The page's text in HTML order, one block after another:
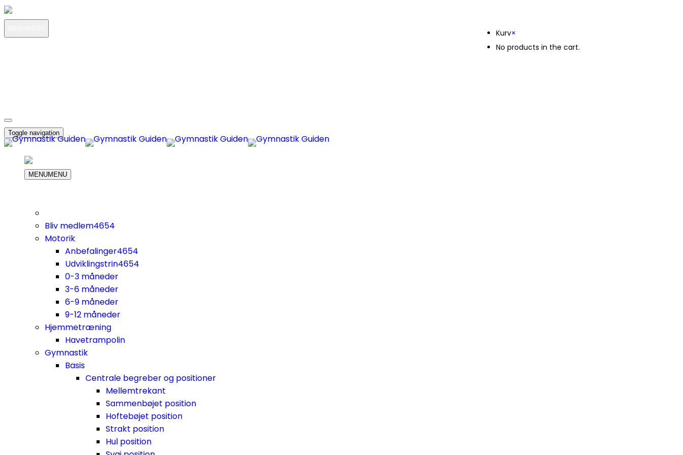
Kurv×
No products in the cart.
Toggle navigation
MENUMENU
Bliv medlem4654
Motorik
Anbefalinger4654
Udviklingstrin4654
0-3 måneder
3-6 måneder
6-9 måneder
9-12 måneder
Hjemmetræning
Havetrampolin
Gymnastik
Basis
Centrale begreber og positioner
Mellemtrekant
Sammenbøjet position
Hoftebøjet position
Strakt position
Hul position